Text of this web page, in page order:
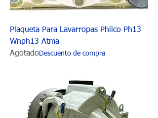
Plaqueta Para Lavarropas Philco Ph13
Wnph13 Atma
AgotadoDescuento de compra